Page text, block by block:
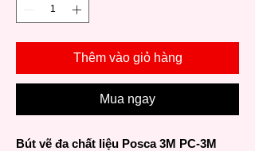
Thêm vào giỏ hàng
Mua ngay
Bút vẽ đa chất liệu Posca 3M PC-3M